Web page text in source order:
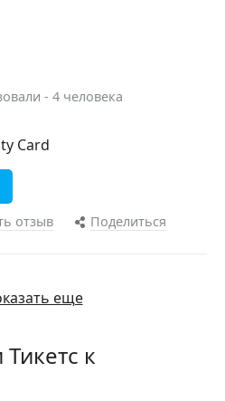
- 4 человека
Card
отзыв Поделиться
еще
к